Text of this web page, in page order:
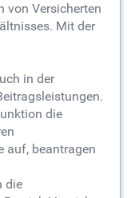
von Versicherten
Mit der
in der
die
auf, beantragen
die